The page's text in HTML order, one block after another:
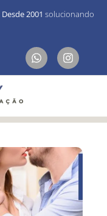
Desde 2001 solucionando